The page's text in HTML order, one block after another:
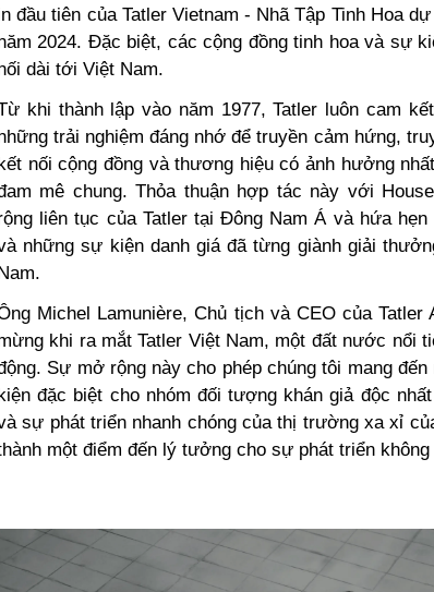
đầu tiên của Tatler Vietnam - Nhã Tập Tinh Hoa
2024. Đặc biệt, các cộng đồng tinh hoa và sự
dài tới Việt Nam.
khi thành lập vào năm 1977, Tatler luôn cam
trải nghiệm đáng nhớ để truyền cảm hứng,
kết nối cộng đồng và thương hiệu có ảnh hưởng
mê chung. Thỏa thuận hợp tác này với
liên tục của Tatler tại Đông Nam Á và hứa
những sự kiện danh giá đã từng giành giải
Nam.
Michel Lamunière, Chủ tịch và CEO của
khi ra mắt Tatler Việt Nam, một đất nước nổi
Sự mở rộng này cho phép chúng tôi mang
kiện đặc biệt cho nhóm đối tượng khán giả độc
sự phát triển nhanh chóng của thị trường xa xỉ
một điểm đến lý tưởng cho sự phát triển